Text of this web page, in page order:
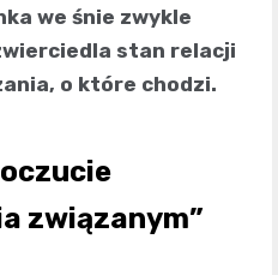
we śnie zwykle
stan relacji
o które chodzi.
związanym”